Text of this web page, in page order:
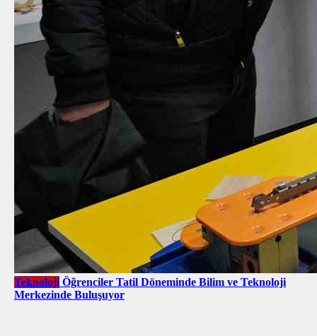
Teknoloji Öğrenciler Tatil Döneminde Bilim ve Teknoloji
Merkezinde Buluşuyor